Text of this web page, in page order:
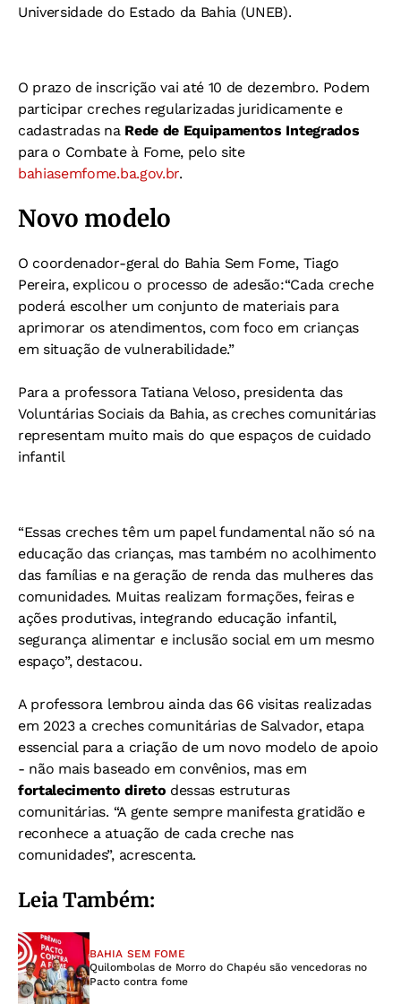
Universidade do Estado da Bahia (UNEB).
O prazo de inscrição vai até 10 de dezembro. Podem
participar creches regularizadas juridicamente e
cadastradas na Rede de Equipamentos Integrados
para o Combate à Fome, pelo site
bahiasemfome.ba.gov.br.
Novo modelo
O coordenador-geral do Bahia Sem Fome, Tiago
Pereira, explicou o processo de adesão:“Cada creche
poderá escolher um conjunto de materiais para
aprimorar os atendimentos, com foco em crianças
em situação de vulnerabilidade.”
Para a professora Tatiana Veloso, presidenta das
Voluntárias Sociais da Bahia, as creches comunitárias
representam muito mais do que espaços de cuidado
infantil
“Essas creches têm um papel fundamental não só na
educação das crianças, mas também no acolhimento
das famílias e na geração de renda das mulheres das
comunidades. Muitas realizam formações, feiras e
ações produtivas, integrando educação infantil,
segurança alimentar e inclusão social em um mesmo
espaço”, destacou.
A professora lembrou ainda das 66 visitas realizadas
em 2023 a creches comunitárias de Salvador, etapa
essencial para a criação de um novo modelo de apoio
- não mais baseado em convênios, mas em
fortalecimento direto dessas estruturas
comunitárias. “A gente sempre manifesta gratidão e
reconhece a atuação de cada creche nas
comunidades”, acrescenta.
Leia Também:
BAHIA SEM FOME
Quilombolas de Morro do Chapéu são vencedoras no
Pacto contra fome